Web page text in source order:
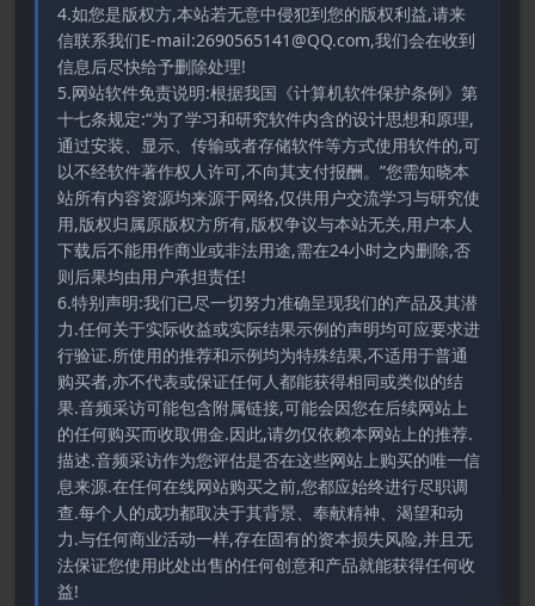
4.如您是版权方,本站若无意中侵犯到您的版权利益,请来
信联系我们E-mail:2690565141@QQ.com,我们会在收到
信息后尽快给予删除处理!
5.网站软件免责说明:根据我国《计算机软件保护条例》第
十七条规定:“为了学习和研究软件内含的设计思想和原理,
通过安装、显示、传输或者存储软件等方式使用软件的,可
以不经软件著作权人许可,不向其支付报酬。”您需知晓本
站所有内容资源均来源于网络,仅供用户交流学习与研究使
用,版权归属原版权方所有,版权争议与本站无关,用户本人
下载后不能用作商业或非法用途,需在24小时之内删除,否
则后果均由用户承担责任!
6.特别声明:我们已尽一切努力准确呈现我们的产品及其潜
力.任何关于实际收益或实际结果示例的声明均可应要求进
行验证.所使用的推荐和示例均为特殊结果,不适用于普通
购买者,亦不代表或保证任何人都能获得相同或类似的结
果.音频采访可能包含附属链接,可能会因您在后续网站上
的任何购买而收取佣金.因此,请勿仅依赖本网站上的推荐.
描述.音频采访作为您评估是否在这些网站上购买的唯一信
息来源.在任何在线网站购买之前,您都应始终进行尽职调
查.每个人的成功都取决于其背景、奉献精神、渴望和动
力.与任何商业活动一样,存在固有的资本损失风险,并且无
法保证您使用此处出售的任何创意和产品就能获得任何收
益!